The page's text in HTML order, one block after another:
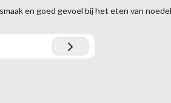
en goed gevoel bij het eten van